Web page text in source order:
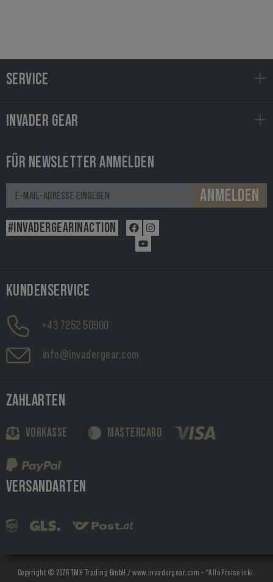
SERVICE
INVADER GEAR
FÜR NEWSLETTER ANMELDEN
ANMELDEN
#INVADERGEARINACTION
KUNDENSERVICE
+43 7252 50900
info@invadergear.com
ZAHLARTEN
VORKASSE MASTERCARD
VERSANDARTEN
Copyright © 2026 TMH Trading GmbH / www.invadergear.com - *Alle Preise inkl.